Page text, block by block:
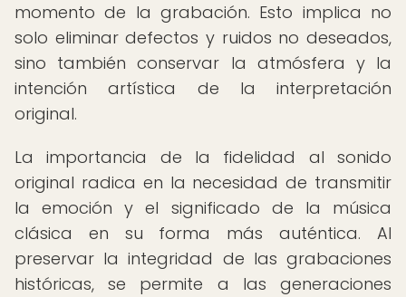
momento de la grabación. Esto implica no
solo eliminar defectos y ruidos no deseados,
sino también conservar la atmósfera y la
intención artística de la interpretación
original.
La importancia de la fidelidad al sonido
original radica en la necesidad de transmitir
la emoción y el significado de la música
clásica en su forma más auténtica. Al
preservar la integridad de las grabaciones
históricas, se permite a las generaciones